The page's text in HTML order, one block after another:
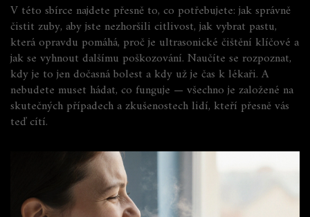
V této sbírce najdete přesně to, co potřebujete: jak správně
čistit zuby, aby jste nezhoršili citlivost, jak vybrat pastu,
která opravdu pomáhá, proč je ultrasonické čištění klíčové a
jak se vyhnout dalšímu poškozování. Naučíte se rozpoznat,
kdy je to jen dočasná bolest a kdy už je čas k lékaři. A
nebudete muset hádat, co funguje — všechno je založené na
skutečných případech a zkušenostech lidí, kteří přesně vás
teď cítí.